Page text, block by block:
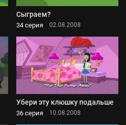
Сыграем?
34 серия 02.08.2008
Убери эту клюшку подальше
36 серия 10.08.2008